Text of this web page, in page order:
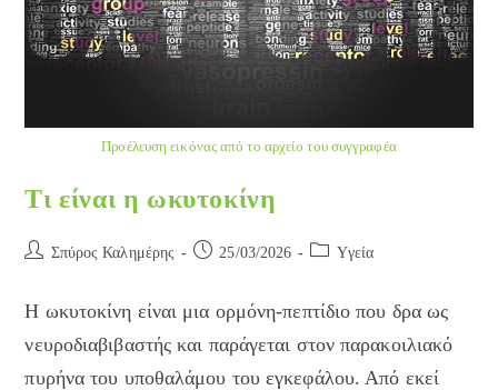
Προέλευση εικόνας από το αρχείο του συγγραφέα
Τι είναι η ωκυτοκίνη
Post Σπύρος Καλημέρης
Post 25/03/2026
Post Yγεία
Η ωκυτοκίνη είναι μια ορμόνη-πεπτίδιο που δρα ως
νευροδιαβιβαστής και παράγεται στον παρακοιλιακό
πυρήνα του υποθαλάμου του εγκεφάλου. Από εκεί